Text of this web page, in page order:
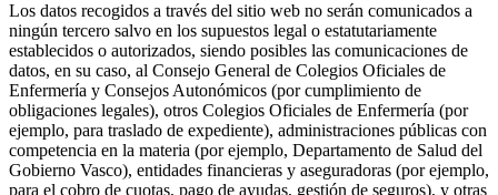
Los datos recogidos a través del sitio web no serán comunicados a
ningún tercero salvo en los supuestos legal o estatutariamente
establecidos o autorizados, siendo posibles las comunicaciones de
datos, en su caso, al Consejo General de Colegios Oficiales de
Enfermería y Consejos Autonómicos (por cumplimiento de
obligaciones legales), otros Colegios Oficiales de Enfermería (por
ejemplo, para traslado de expediente), administraciones públicas con
competencia en la materia (por ejemplo, Departamento de Salud del
Gobierno Vasco), entidades financieras y aseguradoras (por ejemplo,
para el cobro de cuotas, pago de ayudas, gestión de seguros), y otras